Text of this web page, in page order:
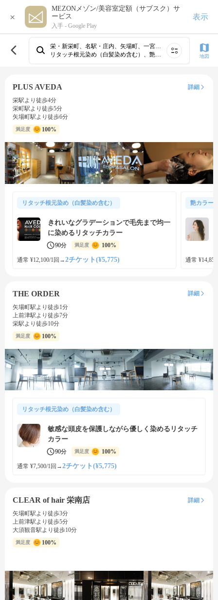
×
MEZONメゾン/美容室定額（サブスク）サ
ービス
入手 - Google Play
表示
栄・新栄町、名駅・庄内、矢場町、一宮・稲沢・清洲、黒川・平安通・大曽根周辺、春日井・尾張旭・守山・瀬戸・高蔵寺、守山周辺、小牧、中村公園・高畑・あおなみ線、大須・金山⋯
地図
PLUS AVEDA
詳細
栄駅より徒歩4分
栄町駅より徒歩5分
矢場町駅より徒歩6分
満足度 100%
リタッチ根元染め（白髪染め含む）
きれいなグラデーションで毛先まで均一
に染めるリタッチカラー
90分 満足度 100%
通常 ¥12,100/1回 →2チケット(¥5,775)
艶カラー
通常
THE ORDER
詳細
矢場町駅より徒歩1分
上前津駅より徒歩7分
栄駅より徒歩10分
満足度 100%
リタッチ根元染め（白髪染め含む）
敏感な頭皮を保護しながら優しく染めるリタッチ
カラー
90分 満足度 100%
通常 ¥7,500/1回 →2チケット(¥5,775)
CLEAR of hair 栄南店
詳細
矢場町駅より徒歩3分
上前津駅より徒歩5分
大須観音駅より徒歩10分
満足度 100%